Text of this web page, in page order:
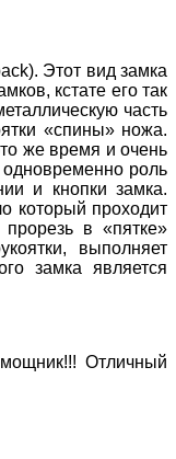
Этот вид замка
кстате его так
часть
«спины» ножа.
же время и очень
роль
и кнопки замка.
который проходит
в «пятке»
выполняет
замка является
Отличный